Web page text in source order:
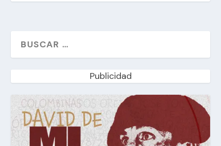
Publicidad